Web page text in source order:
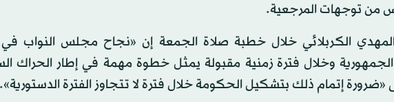
من توجهات المرجعية.
الكربلائي خلال خطبة صلاة الجمعة إن «نجاح مجلس النواب في
وخلال فترة زمنية مقبولة يمثل خطوة مهمة في إطار الحراك
«ضرورة إتمام ذلك بتشكيل الحكومة خلال فترة لا تتجاوز الفترة الدستورية».